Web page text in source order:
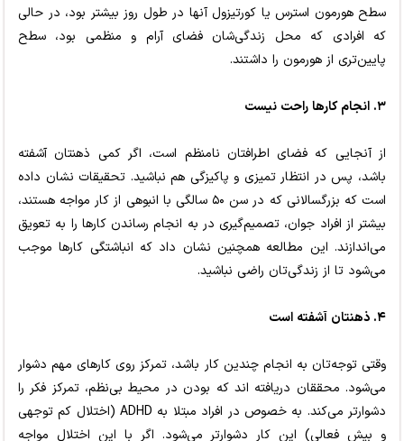
سطح هورمون استرس یا کورتیزول آنها در طول روز بیشتر بود، در حالی
که افرادی که محل زندگی‌شان فضای آرام و منظمی بود، سطح
پایین‌تری از هورمون را داشتند.
۳. انجام کارها راحت نیست
از آنجایی که فضای اطرافتان نامنظم است، اگر کمی ذهنتان آشفته
باشد، پس در انتظار تمیزی و پاکیزگی هم نباشید. تحقیقات نشان داده
است که بزرگسالانی که در سن ۵۰ سالگی با انبوهی از کار مواجه هستند،
بیشتر از افراد جوان، تصمیم‌گیری در به انجام رساندن کارها را به تعویق
می‌اندازند. این مطالعه همچنین نشان داد که انباشتگی کارها موجب
می‌شود تا از زندگی‌تان راضی نباشید.
۴. ذهنتان آشفته است
وقتی توجه‌تان به انجام چندین کار باشد، تمرکز روی کارهای مهم دشوار
می‌شود. محققان دریافته اند که بودن در محیط بی‌نظم، تمرکز فکر را
دشوارتر می‌کند. به خصوص در افراد مبتلا به ADHD (اختلال کم توجهی
و بیش فعالی) این کار دشوارتر می‌شود. اگر با این اختلال مواجه